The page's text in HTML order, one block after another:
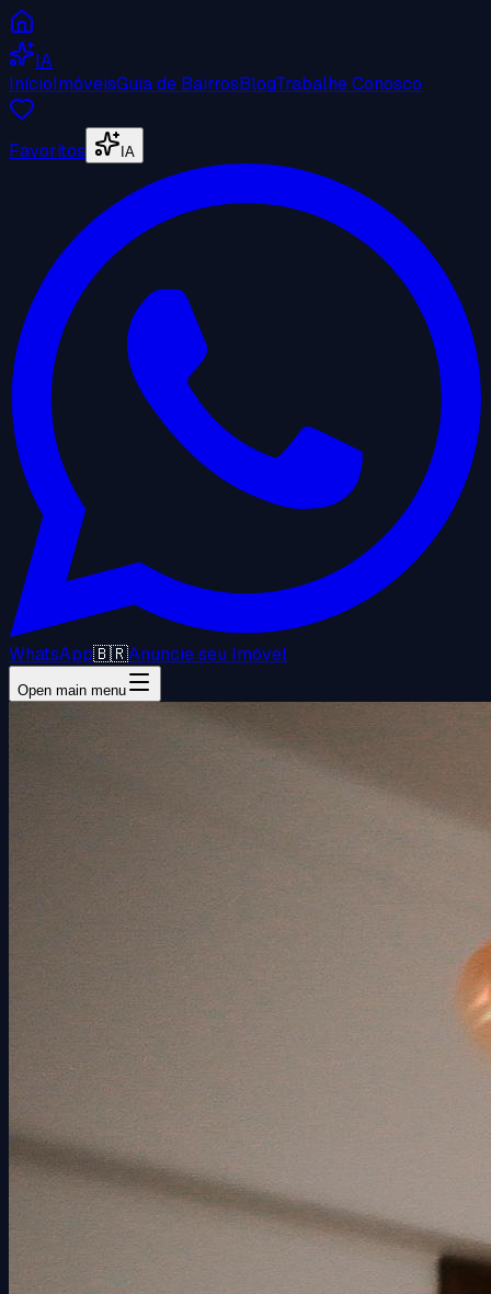
IA
InícioImóveisGuia de BairrosBlogTrabalhe Conosco
Favoritos IA
WhatsApp🇧🇷Anuncie seu Imóvel
Open main menu